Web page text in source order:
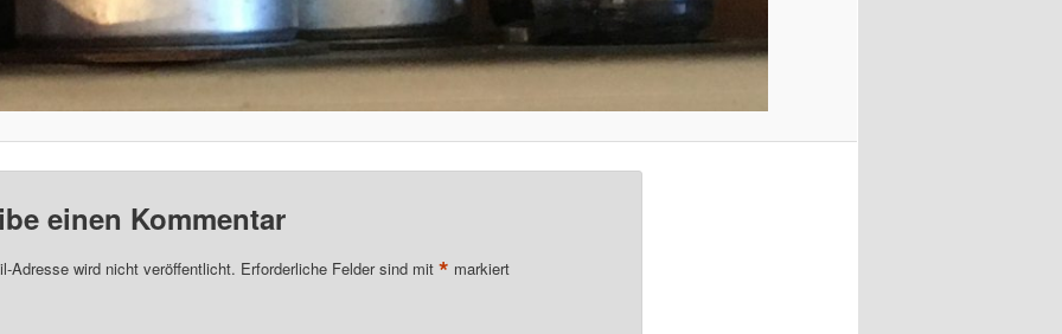
einen Kommentar
Adresse wird nicht veröffentlicht. Erforderliche Felder sind mit * markiert